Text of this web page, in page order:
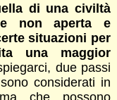
di una civiltà
non aperta e
situazioni per
una maggior
due passi
considerati in
che possono